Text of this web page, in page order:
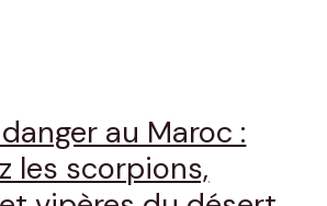
au Maroc :
les scorpions,